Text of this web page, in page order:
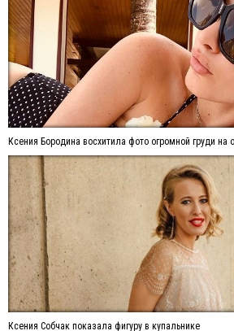
Ксения Бородина восхитила фото огромной груди
Ксения Собчак показала фигуру в купальнике